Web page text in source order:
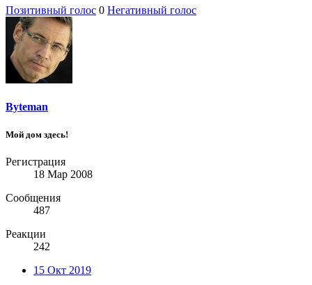
Позитивный голос 0 Негативный голос
Byteman
Мой дом здесь!
Регистрация
18 Мар 2008
Сообщения
487
Реакции
242
15 Окт 2019